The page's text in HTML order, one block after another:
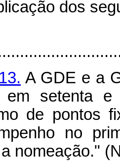
dos
A GDE e a
em setenta
de pontos
no
nomeação."